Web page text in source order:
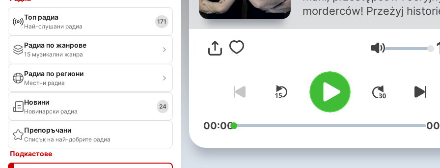
Топ радиа
Най-слушани радиа
171
Радиа по жанрове
15 музикални жанра
Радиа по региони
Местни радиа
Новини
Новинарски радиа
24
Препоръчани
Списък на най-добрите радиа
Подкастове
morderców! Przeżyj
Zapraszają Daniel Dyk i
Сила на звука
00:00